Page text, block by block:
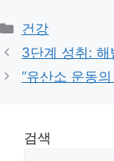
Categories
건강
3단계 성취:
“유산소 운동
검색